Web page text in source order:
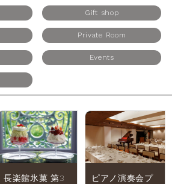
Gift shop
Private Room
Events
長楽館氷菓 第3
ピアノ演奏会プ